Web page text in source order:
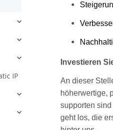
Investieren
An dieser
höherwertige,
supporten
geht los, die
IP